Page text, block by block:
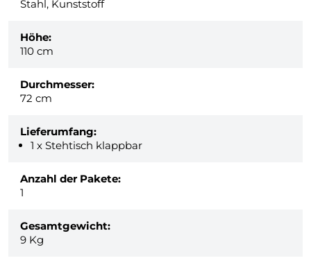
Stahl, Kunststoff
Höhe:
110 cm
Durchmesser:
72 cm
Lieferumfang:
1 x Stehtisch klappbar
Anzahl der Pakete:
1
Gesamtgewicht:
9 Kg